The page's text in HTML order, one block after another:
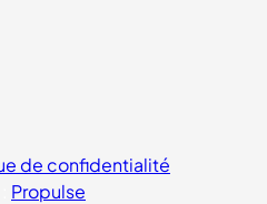
de confidentialité
Propulse